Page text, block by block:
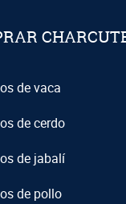
de vaca
de cerdo
de jabalí
de pollo